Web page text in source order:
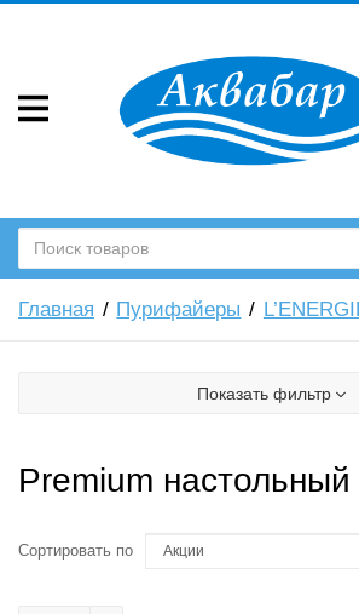
Главная Пурифайеры
Показать фильтр
Premium настольный
Сортировать по